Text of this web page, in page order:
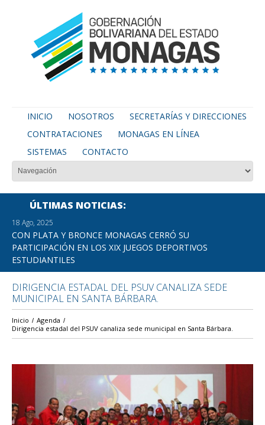
INICIO NOSOTROS
SECRETARÍAS Y DIRECCIONES
CONTRATACIONES
MONAGAS EN LÍNEA
SISTEMAS
CONTACTO
ÚLTIMAS NOTICIAS
18 Ago, 2025
CON PLATA Y BRONCE MONAGAS CERRÓ SU
PARTICIPACIÓN EN LOS XIX JUEGOS DEPORTIVOS
ESTUDIANTILES
DIRIGENCIA ESTADAL DEL PSUV CANALIZA SEDE
MUNICIPAL EN SANTA BÁRBARA.
Inicio
Agenda
Dirigencia estadal del PSUV canaliza sede municipal en Santa Bárbara.